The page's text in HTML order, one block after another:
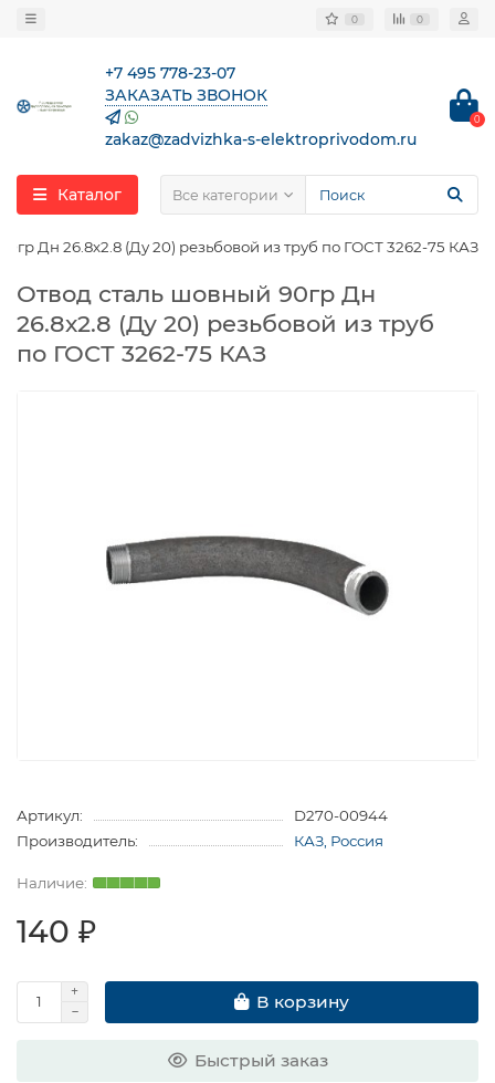
0 0
+7 495 778-23-07
ЗАКАЗАТЬ ЗВОНОК
zakaz@zadvizhka-s-elektroprivodom.ru
0
Каталог Все категории
Дн 26.8х2.8 (Ду 20) резьбовой из труб по ГОСТ 3262-75 КАЗ
Отвод сталь шовный 90гр Дн
26.8х2.8 (Ду 20) резьбовой из труб
по ГОСТ 3262-75 КАЗ
Артикул:
D270-00944
Производитель:
КАЗ, Россия
140 ₽
В корзину
Быстрый заказ